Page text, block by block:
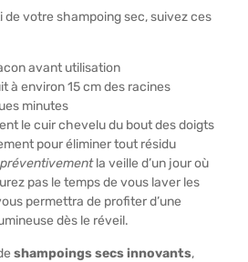
de votre shampoing sec, suivez ces
avant utilisation
à environ 15 cm des racines
minutes
le cuir chevelu du bout des doigts
pour éliminer tout résidu
préventivementla veille d’un jour où
pas le temps de vous laver les
permettra de profiter d’une
dès le réveil.
shampoings secs innovants,